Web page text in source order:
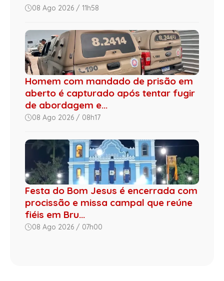
08 Ago 2026 / 11h58
Homem com mandado de prisão em
aberto é capturado após tentar fugir
de abordagem e...
08 Ago 2026 / 08h17
Festa do Bom Jesus é encerrada com
procissão e missa campal que reúne
fiéis em Bru...
08 Ago 2026 / 07h00